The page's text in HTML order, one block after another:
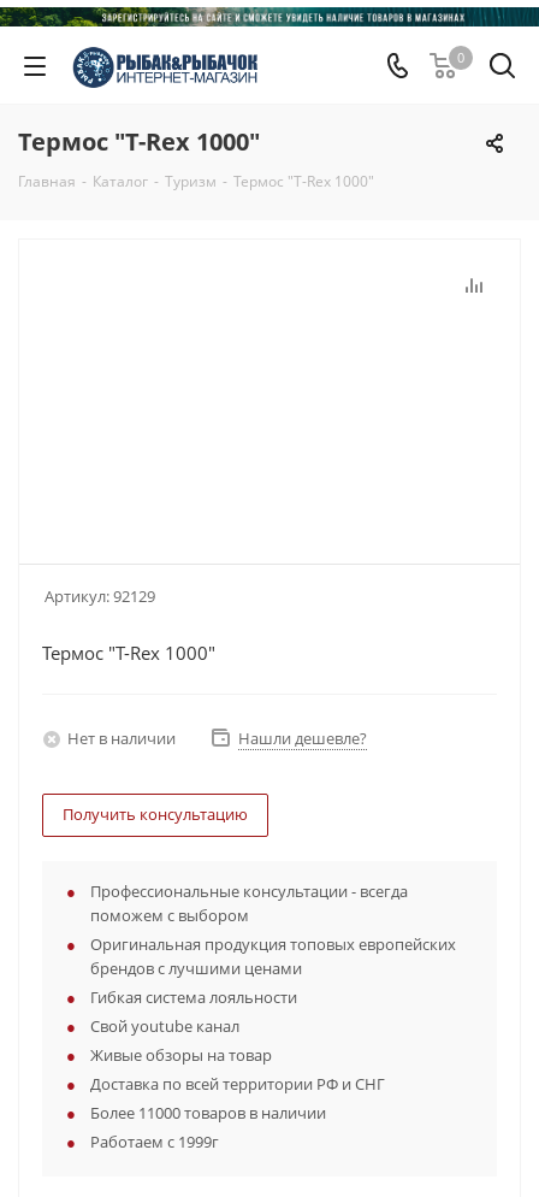
0
Термос "T-Rex 1000"
Главная - Каталог - Туризм - Термос "T-Rex 1000"
Артикул:92129
Термос "T-Rex 1000"
Нет в наличии Нашли дешевле?
Получить консультацию
Профессиональные консультации - всегда
поможем с выбором
Оригинальная продукция топовых европейских
брендов с лучшими ценами
Гибкая система лояльности
Свой youtube канал
Живые обзоры на товар
Доставка по всей территории РФ и СНГ
Более 11000 товаров в наличии
Работаем с 1999г